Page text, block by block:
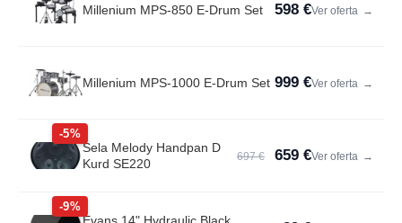
Millenium MPS-850 E-Drum Set 598 €Ver oferta →
Millenium MPS-1000 E-Drum Set 999 €Ver oferta →
-5%
Sela Melody Handpan D
Kurd SE220
697 € 659 €Ver oferta →
-9%